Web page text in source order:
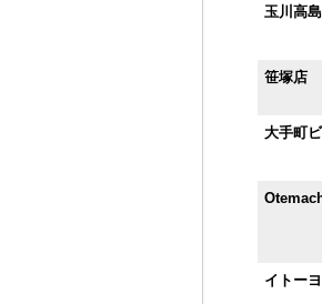
玉川高
笹塚店
大手町
イトー